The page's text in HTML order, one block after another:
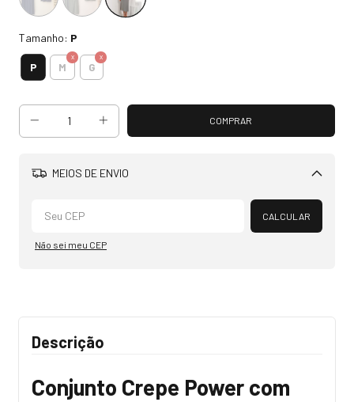
Tamanho: P
P M G
MEIOS DE ENVIO
Alterar CEP
CALCULAR
Não sei meu CEP
Descrição
Conjunto Crepe Power com